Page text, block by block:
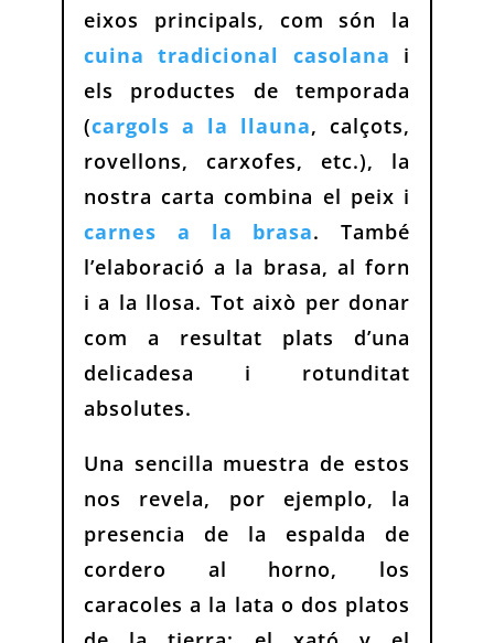
eixos principals, com són la
cuina tradicional casolana i
els productes de temporada
(cargols a la llauna, calçots,
rovellons, carxofes, etc.), la
nostra carta combina el peix i
carnes a la brasa. També
l’elaboració a la brasa, al forn
i a la llosa. Tot això per donar
com a resultat plats d’una
delicadesa i rotunditat
absolutes.
Una sencilla muestra de estos
nos revela, por ejemplo, la
presencia de la espalda de
cordero al horno, los
caracoles a la lata o dos platos